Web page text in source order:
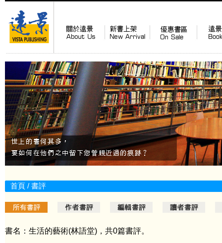
首頁 / 書評
書名：生活的藝術(林語堂)，共0篇書評。